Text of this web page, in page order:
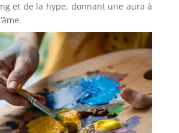
et de la hype, donnant une aura à